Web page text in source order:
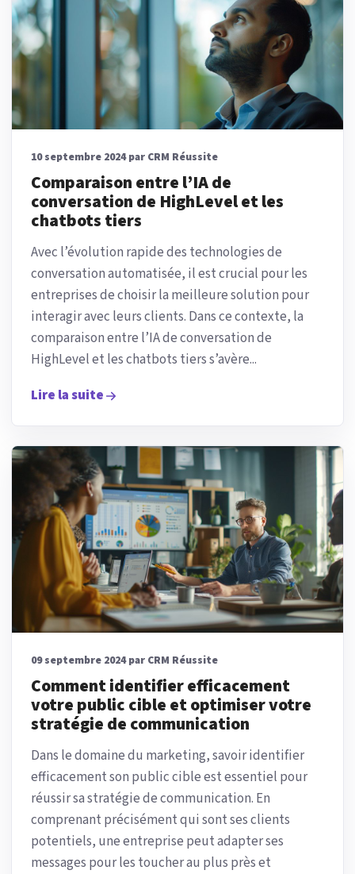
10 septembre 2024 par CRM Réussite
Comparaison entre l’IA de
conversation de HighLevel et les
chatbots tiers
Avec l’évolution rapide des technologies de
conversation automatisée, il est crucial pour les
entreprises de choisir la meilleure solution pour
interagir avec leurs clients. Dans ce contexte, la
comparaison entre l’IA de conversation de
HighLevel et les chatbots tiers s’avère...
Lire la suite
09 septembre 2024 par CRM Réussite
Comment identifier efficacement
votre public cible et optimiser votre
stratégie de communication
Dans le domaine du marketing, savoir identifier
efficacement son public cible est essentiel pour
réussir sa stratégie de communication. En
comprenant précisément qui sont ses clients
potentiels, une entreprise peut adapter ses
messages pour les toucher au plus près et